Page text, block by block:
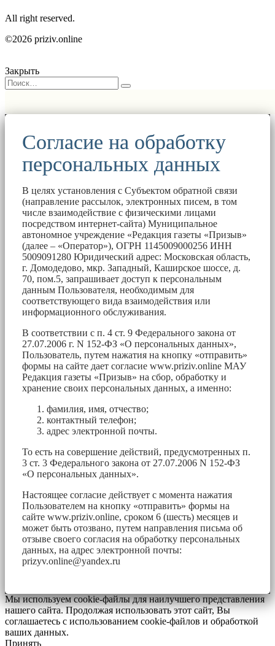
All right reserved.
©2026 priziv.online
Закрыть
Согласие на обработку
персональных данных
В целях установления с Субъектом обратной связи
(направление рассылок, электронных писем, в том
числе взаимодействие с физическими лицами
посредством интернет-сайта) Муниципальное
автономное учреждение «Редакция газеты «Призыв»
(далее – «Оператор»), ОГРН 1145009000256 ИНН
5009091280 Юридический адрес: Московская область,
г. Домодедово, мкр. Западный, Каширское шоссе, д.
70, пом.5, запрашивает доступ к персональным
данным Пользователя, необходимым для
соответствующего вида взаимодействия или
информационного обслуживания.
В соответствии с п. 4 ст. 9 Федерального закона от
27.07.2006 г. N 152-ФЗ «О персональных данных»,
Пользователь, путем нажатия на кнопку «отправить»
формы на сайте дает согласие www.priziv.online МАУ
Редакция газеты «Призыв» на сбор, обработку и
хранение своих персональных данных, а именно:
фамилия, имя, отчество;
контактный телефон;
адрес электронной почты.
То есть на совершение действий, предусмотренных п.
3 ст. 3 Федерального закона от 27.07.2006 N 152-ФЗ
«О персональных данных».
Настоящее согласие действует с момента нажатия
Пользователем на кнопку «отправить» формы на
сайте www.priziv.online, сроком 6 (шесть) месяцев и
может быть отозвано, путем направления письма об
отзыве своего согласия на обработку персональных
данных, на адрес электронной почты:
prizyv.online@yandex.ru
Мы используем cookie-файлы для наилучшего представления
нашего сайта. Продолжая использовать этот сайт, Вы
соглашаетесь с использованием cookie-файлов и обработкой
ваших данных.
Принять